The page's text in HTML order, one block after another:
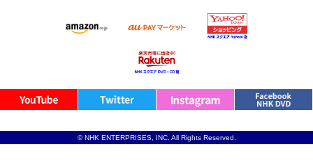
© NHK ENTERPRISES, INC. All Rights Reserved.